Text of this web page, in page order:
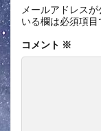
メールアドレス
いる欄は必須項目
コメント ※